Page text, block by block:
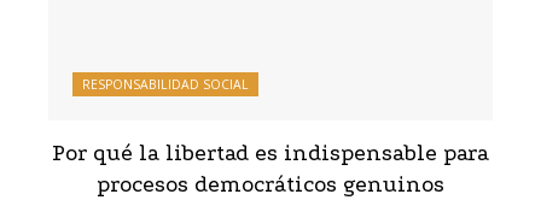
RESPONSABILIDAD SOCIAL
Por qué la libertad es indispensable para
procesos democráticos genuinos